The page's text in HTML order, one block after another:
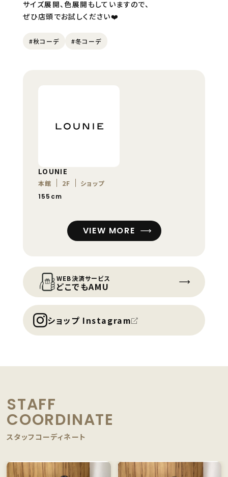
サイズ展開、色展開もしていますので、
ぜひ店頭でお試しください❤️
#秋コーデ #冬コーデ
LOUNIE
本館 2F
ショップ
155cm
VIEW MORE
WEB決済サービス
どこでもAMU
ショップ Instagram
STAFF
COORDINATE
スタッフコーディネート